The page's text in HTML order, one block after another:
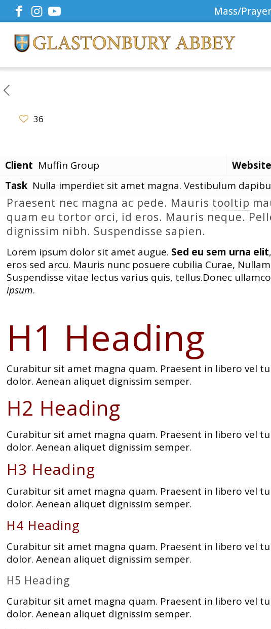
Mass/
36
Client Muffin Group Website
Task Nulla imperdiet sit amet magna. Vestibulum
Praesent nec magna ac pede. Mauris tooltip
quam eu tortor orci, id eros. Mauris neque.
dignissim nibh. Suspendisse sapien.
Lorem ipsum dolor sit amet augue. Sed eu sem urna elit
eros sed arcu. Mauris nunc posuere cubilia Curae,
Suspendisse vitae lectus varius quis, tellus.Donec
ipsum.
H1 Heading
Curabitur sit amet magna quam. Praesent in libero vel
dolor. Aenean aliquet dignissim semper.
H2 Heading
Curabitur sit amet magna quam. Praesent in libero vel
dolor. Aenean aliquet dignissim semper.
H3 Heading
Curabitur sit amet magna quam. Praesent in libero vel
dolor. Aenean aliquet dignissim semper.
H4 Heading
Curabitur sit amet magna quam. Praesent in libero vel
dolor. Aenean aliquet dignissim semper.
H5 Heading
Curabitur sit amet magna quam. Praesent in libero vel
dolor. Aenean aliquet dignissim semper.